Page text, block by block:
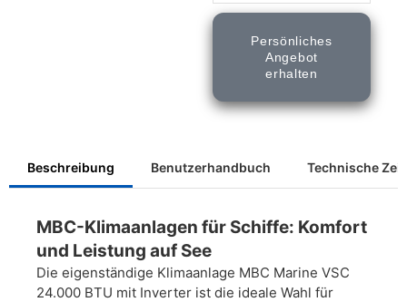
Persönliches
Angebot
erhalten
Beschreibung Benutzerhandbuch Technische
MBC-Klimaanlagen für Schiffe: Komfort
und Leistung auf See
Die eigenständige Klimaanlage MBC Marine VSC
24.000 BTU mit Inverter ist die ideale Wahl für